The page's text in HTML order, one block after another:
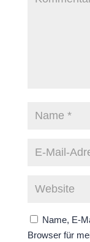
Name, E-
Browser für